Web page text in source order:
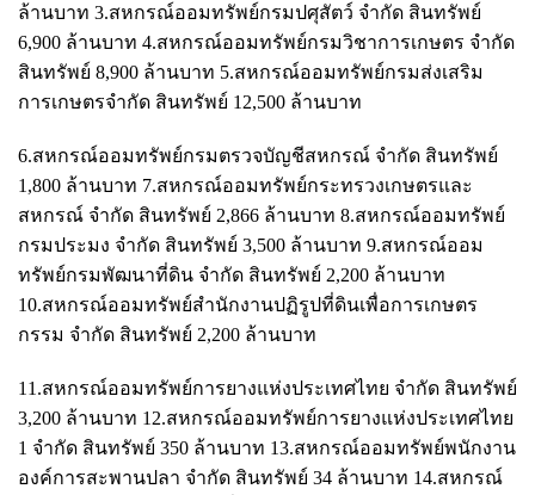
ล้านบาท 3.สหกรณ์ออมทรัพย์กรมปศุสัตว์ จำกัด สินทรัพย์
6,900 ล้านบาท 4.สหกรณ์ออมทรัพย์กรมวิชาการเกษตร จำกัด
สินทรัพย์ 8,900 ล้านบาท 5.สหกรณ์ออมทรัพย์กรมส่งเสริม
การเกษตรจำกัด สินทรัพย์ 12,500 ล้านบาท
6.สหกรณ์ออมทรัพย์กรมตรวจบัญชีสหกรณ์ จำกัด สินทรัพย์
1,800 ล้านบาท 7.สหกรณ์ออมทรัพย์กระทรวงเกษตรและ
สหกรณ์ จำกัด สินทรัพย์ 2,866 ล้านบาท 8.สหกรณ์ออมทรัพย์
กรมประมง จำกัด สินทรัพย์ 3,500 ล้านบาท 9.สหกรณ์ออม
ทรัพย์กรมพัฒนาที่ดิน จำกัด สินทรัพย์ 2,200 ล้านบาท
10.สหกรณ์ออมทรัพย์สำนักงานปฏิรูปที่ดินเพื่อการเกษตร
กรรม จำกัด สินทรัพย์ 2,200 ล้านบาท
11.สหกรณ์ออมทรัพย์การยางแห่งประเทศไทย จำกัด สินทรัพย์
3,200 ล้านบาท 12.สหกรณ์ออมทรัพย์การยางแห่งประเทศไทย
1 จำกัด สินทรัพย์ 350 ล้านบาท 13.สหกรณ์ออมทรัพย์พนักงาน
องค์การสะพานปลา จำกัด สินทรัพย์ 34 ล้านบาท 14.สหกรณ์